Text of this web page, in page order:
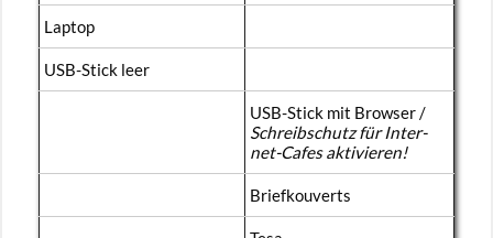
Lap­top
USB-Stick leer
USB-Stick mit Brow­ser /
Schreib­schutz für In­ter­
net-Ca­fes ak­ti­vie­ren!
Briefkou­verts